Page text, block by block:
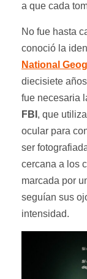
a que cada
No fue hasta
conoció la
National
diecisiete
fue necesaria
FBI , que
ocular para
ser
cercana a los
marcada por
seguían sus
intensidad.